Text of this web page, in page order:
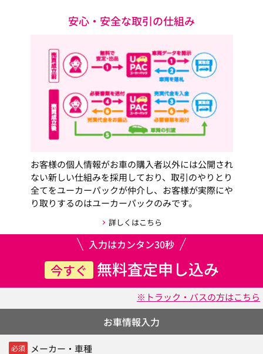
安心・安全な取引の仕組み
お客様の個人情報がお車の購入者以外には公開され
ない新しい仕組みを採用しており、取引のやりとり
全てをユーカーパックが仲介し、お客様が実際にや
り取りするのはユーカーパックのみです。
詳しくはこちら
入力はカンタン30秒
今すぐ 無料査定申し込み
※トラック・バスの方はこちら
お車情報入力
必須 メーカー・車種